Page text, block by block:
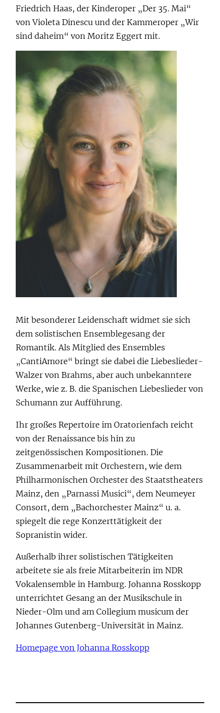
Friedrich Haas, der Kinderoper „Der 35. Mai“
von Violeta Dinescu und der Kammeroper „Wir
sind daheim“ von Moritz Eggert mit.
Mit besonderer Leidenschaft widmet sie sich
dem solistischen Ensemblegesang der
Romantik. Als Mitglied des Ensembles
„CantiAmore“ bringt sie dabei die Liebeslieder-
Walzer von Brahms, aber auch unbekanntere
Werke, wie z. B. die Spanischen Liebeslieder von
Schumann zur Aufführung.
Ihr großes Repertoire im Oratorienfach reicht
von der Renaissance bis hin zu
zeitgenössischen Kompositionen. Die
Zusammenarbeit mit Orchestern, wie dem
Philharmonischen Orchester des Staatstheaters
Mainz, den „Parnassi Musici“, dem Neumeyer
Consort, dem „Bachorchester Mainz“ u. a.
spiegelt die rege Konzerttätigkeit der
Sopranistin wider.
Außerhalb ihrer solistischen Tätigkeiten
arbeitete sie als freie Mitarbeiterin im NDR
Vokalensemble in Hamburg. Johanna Rosskopp
unterrichtet Gesang an der Musikschule in
Nieder-Olm und am Collegium musicum der
Johannes Gutenberg-Universität in Mainz.
Homepage von Johanna Rosskopp